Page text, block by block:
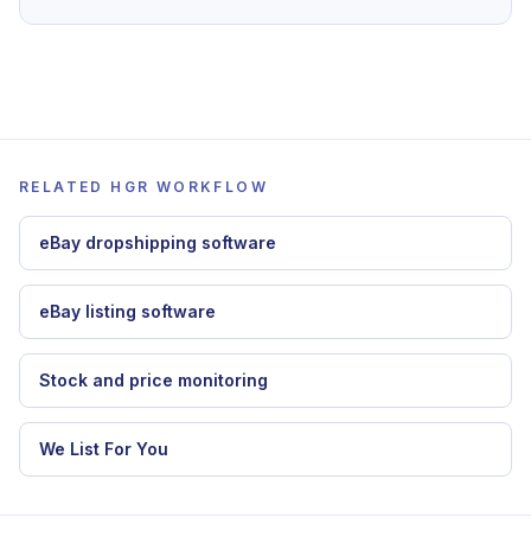
RELATED HGR WORKFLOW
eBay dropshipping software
eBay listing software
Stock and price monitoring
We List For You